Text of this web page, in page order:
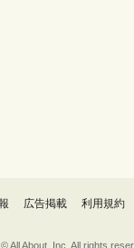
広告掲載 利用規約
© All About, Inc. All rights